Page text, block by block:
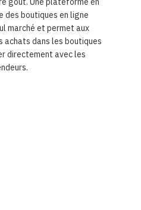
des boutiques en ligne
marché et permet aux
achats dans les boutiques
directement avec les